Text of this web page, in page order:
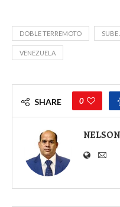
DOBLE TERREMOTO SUBE
VENEZUELA
SHARE 0